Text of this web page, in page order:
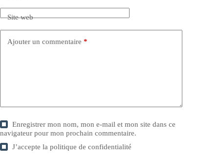
Site web
Ajouter un commentaire *
Enregistrer mon nom, mon e-mail et mon site dans ce
navigateur pour mon prochain commentaire.
J’accepte lapolitique de confidentialité